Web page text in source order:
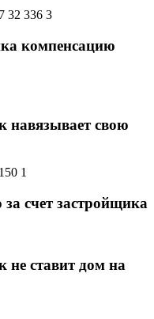
32 336 3
компенсацию
навязывает свою
1
счет застройщика
не ставит дом на